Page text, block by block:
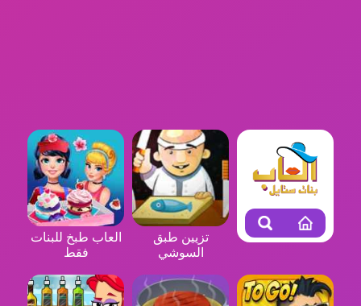
تزيين طبق
السوشي
العاب طبخ للبنات
فقط